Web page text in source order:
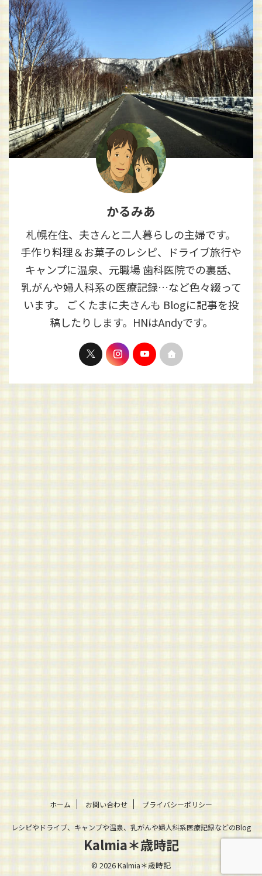
かるみあ
札幌在住、夫さんと二人暮らしの主婦です。
手作り料理＆お菓子のレシピ、ドライブ旅行や
キャンプに温泉、元職場 歯科医院での裏話、
乳がんや婦人科系の医療記録…など色々綴って
います。 ごくたまに夫さんも Blogに記事を投
稿したりします。HNはAndyです。
ホーム お問い合わせ プライバシーポリシー
レシピやドライブ、キャンプや温泉、乳がんや婦人科系医療記録などのBlog
Kalmia＊歳時記
© 2026 Kalmia＊歳時記